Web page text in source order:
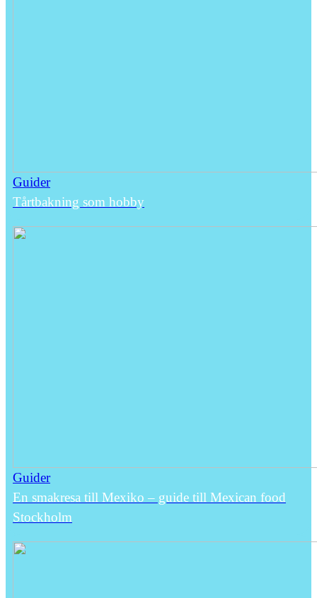
Guider
Tårtbakning som hobby
Guider
En smakresa till Mexiko – guide till Mexican food
Stockholm